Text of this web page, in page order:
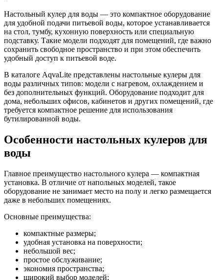
Настольный кулер для воды — это компактное оборудование
для удобной подачи питьевой воды, которое устанавливается
на стол, тумбу, кухонную поверхность или специальную
подставку. Такие модели подходят для помещений, где важно
сохранить свободное пространство и при этом обеспечить
удобный доступ к питьевой воде.
В каталоге AqvaLite представлены настольные кулеры для
воды различных типов: модели с нагревом, охлаждением и
без дополнительных функций. Оборудование подходит для
дома, небольших офисов, кабинетов и других помещений, где
требуется компактное решение для использования
бутилированной воды.
Особенности настольных кулеров для
воды
Главное преимущество настольного кулера — компактная
установка. В отличие от напольных моделей, такое
оборудование не занимает место на полу и легко размещается
даже в небольших помещениях.
Основные преимущества:
компактные размеры;
удобная установка на поверхности;
небольшой вес;
простое обслуживание;
экономия пространства;
широкий выбор моделей;